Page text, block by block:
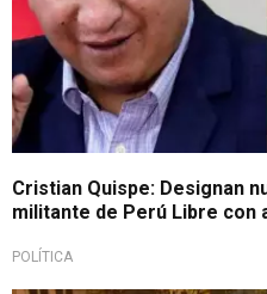
Cristian Quispe: Designan
militante de Perú Libre
POLÍTICA